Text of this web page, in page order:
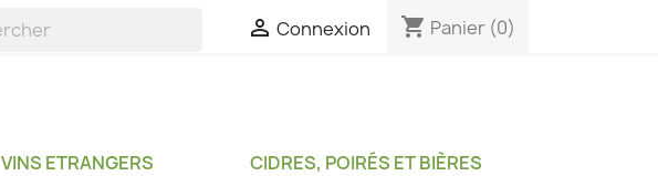
 Connexion shopping_cart Panier (0)
VINS ETRANGERS CIDRES, POIRÉS ET BIÈRES